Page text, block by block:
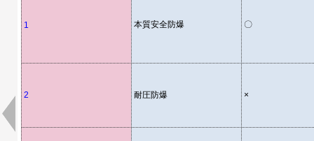
1 本質安全防爆 〇
2 耐圧防爆 ×